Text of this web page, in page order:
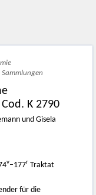
K 2790
und Gisela
v–177r Traktat
für die